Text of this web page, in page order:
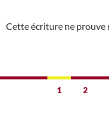
Cette écriture ne prouve
Navigation
1 2